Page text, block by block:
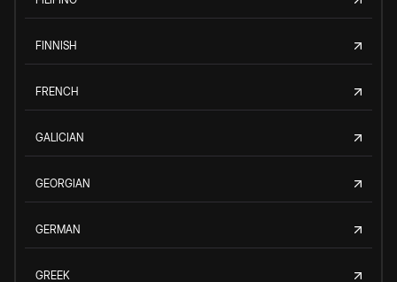
FINNISH
FRENCH
GALICIAN
GEORGIAN
GERMAN
GREEK